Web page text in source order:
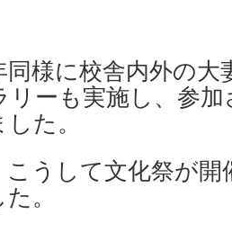
同様に校舎内外の
リーも実施し、参
た。
うして文化祭が
。